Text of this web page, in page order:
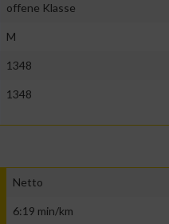
offene Klasse
M
1348
1348
Netto
6:19 min/km